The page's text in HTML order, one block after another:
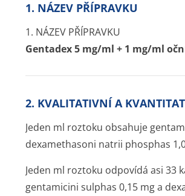
1. NÁZEV PŘÍPRAVKU
1. NÁZEV PŘÍPRAVKU
Gentadex 5 mg/ml + 1 mg/ml
2. KVALITATIVNÍ A
Jeden ml roztoku obsahuje
dexamethasoni natrii phosphas
Jeden ml roztoku odpovídá asi 33
gentamicini sulphas 0,15 mg a